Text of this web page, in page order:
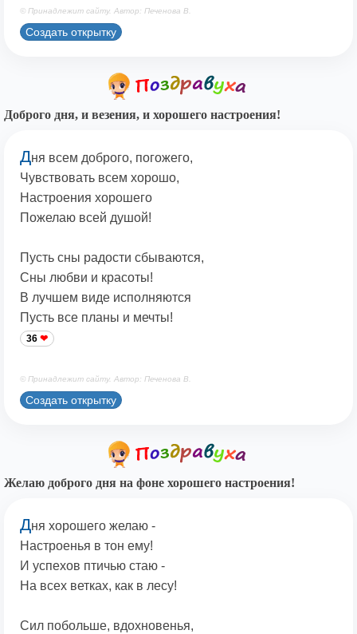
© Принадлежит сайту. Автор: Печенова В.
Создать открытку
Доброго дня, и везения, и хорошего настроения!
Дня всем доброго, погожего,
Чувствовать всем хорошо,
Настроения хорошего
Пожелаю всей душой!
Пусть сны радости сбываются,
Сны любви и красоты!
В лучшем виде исполняются
Пусть все планы и мечты!
36
© Принадлежит сайту. Автор: Печенова В.
Создать открытку
Желаю доброго дня на фоне хорошего настроения!
Дня хорошего желаю -
Настроенья в тон ему!
И успехов птичью стаю -
На всех ветках, как в лесу!
Сил побольше, вдохновенья,